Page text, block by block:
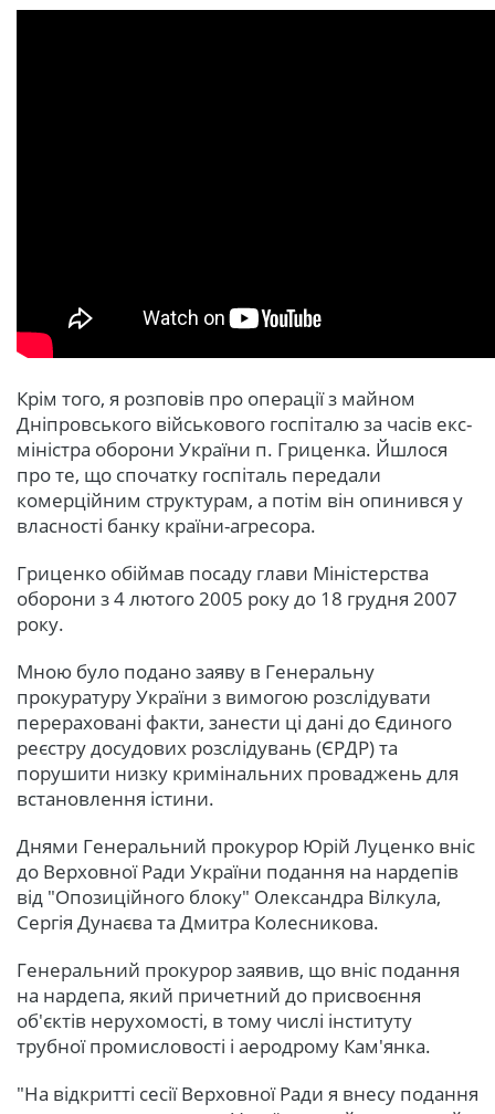
Крім того, я розповів про операції з майном
Дніпровського військового госпіталю за часів екс-
міністра оборони України п. Гриценка. Йшлося
про те, що спочатку госпіталь передали
комерційним структурам, а потім він опинився у
власності банку країни-агресора.
Гриценко обіймав посаду глави Міністерства
оборони з 4 лютого 2005 року до 18 грудня 2007
року.
Мною було подано заяву в Генеральну
прокуратуру України з вимогою розслідувати
перераховані факти, занести ці дані до Єдиного
реєстру досудових розслідувань (ЄРДР) та
порушити низку кримінальних проваджень для
встановлення істини.
Днями Генеральний прокурор Юрій Луценко вніс
до Верховної Ради України подання на нардепів
від "Опозиційного блоку" Олександра Вілкула,
Сергія Дунаєва та Дмитра Колесникова.
Генеральний прокурор заявив, що вніс подання
на нардепа, який причетний до присвоєння
об'єктів нерухомості, в тому числі інституту
трубної промисловості і аеродрому Кам'янка.
"На відкритті сесії Верховної Ради я внесу подання